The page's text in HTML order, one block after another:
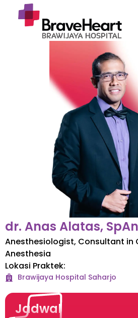
dr. Anas Alatas,
Anesthesiologist, Consultant in
Anesthesia
Lokasi Praktek:
Brawijaya Hospital Saharjo
Jadwal